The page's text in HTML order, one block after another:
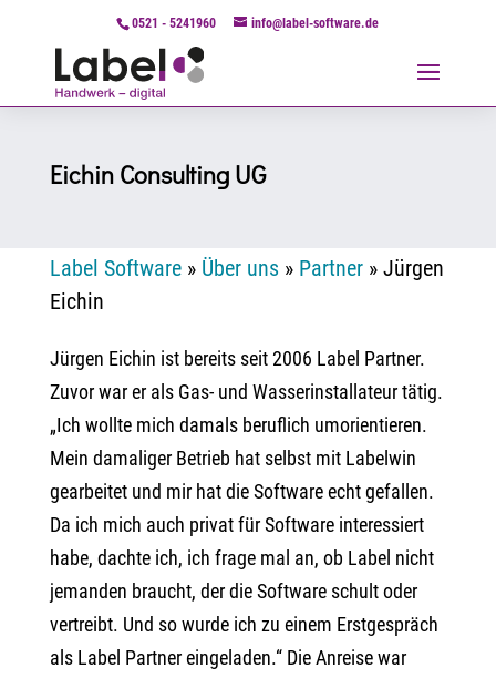
0521 - 5241960 info@label-software.de
Eichin Consulting UG
Label Software» Über uns » Partner» Jürgen
Eichin
Jürgen Eichin ist bereits seit 2006 Label Partner.
Zuvor war er als Gas- und Wasserinstallateur tätig.
„Ich wollte mich damals beruflich umorientieren.
Mein damaliger Betrieb hat selbst mit Labelwin
gearbeitet und mir hat die Software echt gefallen.
Da ich mich auch privat für Software interessiert
habe, dachte ich, ich frage mal an, ob Label nicht
jemanden braucht, der die Software schult oder
vertreibt. Und so wurde ich zu einem Erstgespräch
als Label Partner eingeladen.“ Die Anreise war